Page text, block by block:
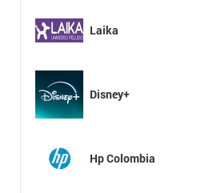
Laika
Disney+
Hp Colombia